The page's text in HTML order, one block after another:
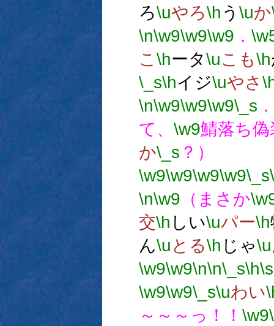
ろ\uやろ\h う \uか
\n\w9\w9\w9 ．
こ \hータ\uこも\h
\_s\hイジ\uやさ
\n\w9\w9\w9\_s ．
て、 \w9鯖落ち偽
か\_s ？）
\w9\w9\w9\w9\_s
\n\w9 （まさか
交\h しい\uパー\h
ん\u とる\h じゃ\u
\w9\w9\n\n\_s\h
\w9\w9\_s\uわい
～～～っ！！ \w9